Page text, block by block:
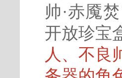
帅·赤魇
开放珍宝
人、不良